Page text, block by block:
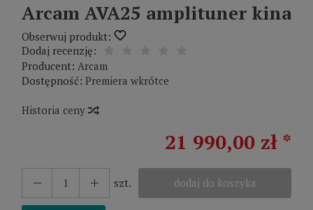
Arcam AVA25 amplituner kina
Obserwuj produkt:
Dodaj recenzję:
Producent: Arcam
Dostępność: Premiera wkrótce
Historia ceny
21 990,00 zł *
szt. dodaj do koszyka